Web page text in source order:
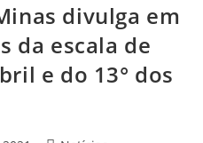
divulga em
da escala de
e do 13° dos